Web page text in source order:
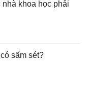
nhà khoa học phải
sấm sét?